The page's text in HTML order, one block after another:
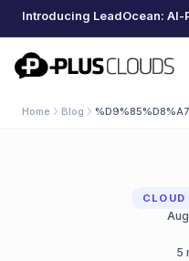
PlusClouds
Home Blog
5